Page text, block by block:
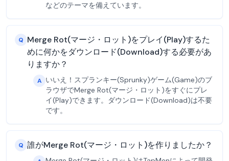
などのテーマを備えています。
Q Merge Rot(マージ・ロット)をプレイ(Play)するた
めに何かをダウンロード(Download)する必要があ
りますか？
A いいえ！スプランキー(Sprunky)ゲーム(Game)のブ
ラウザでMerge Rot(マージ・ロット)をすぐにプレ
イ(Play)できます。ダウンロード(Download)は不要
です。
Q 誰がMerge Rot(マージ・ロット)を作りましたか？